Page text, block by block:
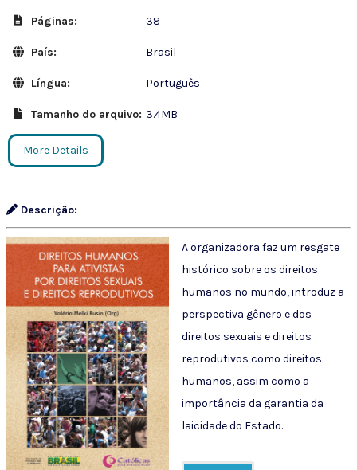
Páginas: 38
País: Brasil
Língua: Português
Tamanho do arquivo: 3.4MB
More Details
Descrição:
A organizadora faz um resgate
histórico sobre os direitos
humanos no mundo, introduz a
perspectiva gênero e dos
direitos sexuais e direitos
reprodutivos como direitos
humanos, assim como a
importância da garantia da
laicidade do Estado.